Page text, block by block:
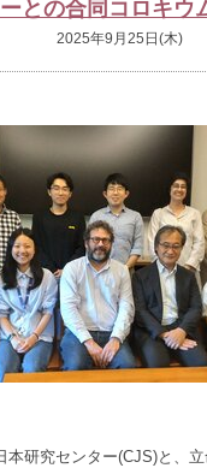
との合同コロキウ
2025年9月25日(木)
本研究センター(CJS)と、